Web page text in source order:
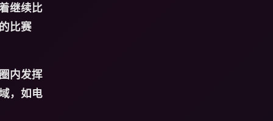
继续比
比赛
内发挥
，如电